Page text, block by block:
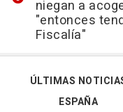
niegan a
"entonces
Fiscalía"
ÚLTIMAS
ESPAÑA